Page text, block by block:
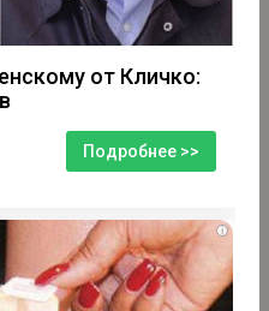
от Кличко:
Подробнее >>
i